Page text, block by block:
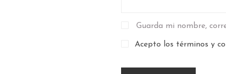
Guarda mi nombre,
Acepto los términos y